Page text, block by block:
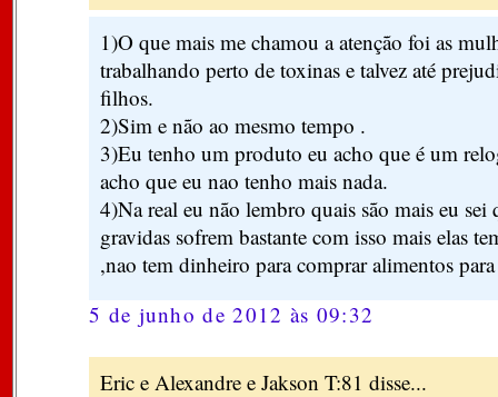
1)O que mais me chamou a atenção foi as
trabalhando perto de toxinas e talvez até
filhos.
2)Sim e não ao mesmo tempo .
3)Eu tenho um produto eu acho que é um
acho que eu nao tenho mais nada.
4)Na real eu não lembro quais são mais eu sei
gravidas sofrem bastante com isso mais elas
,nao tem dinheiro para comprar alimentos
5 de junho de 2012 às 09:32
Eric e Alexandre e Jakson T:81 disse...